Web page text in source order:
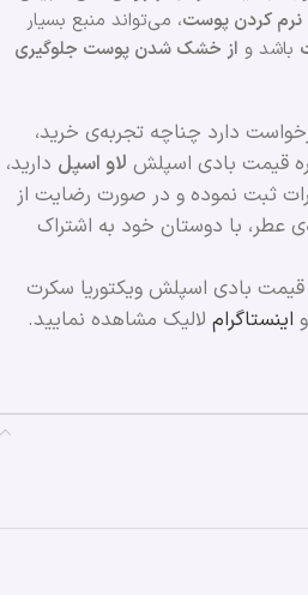
نرم کردن پوست، می‌تواند منبع بسیار
باشد و از خشک شدن پوست جلوگیری
دارد چناچه تجربه‌ی خرید،
قیمت بادی اسپلش لاو اسپل دارید،
ثبت نموده و در صورت رضایت از
با دوستان خود به اشتراک
بادی اسپلش ویکتوریا سکرت
و اینستاگرام لالیک مشاهده نمایید.